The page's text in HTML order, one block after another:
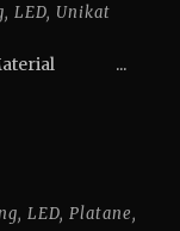
, LED, Unikat
Material ...
, LED, Platane,